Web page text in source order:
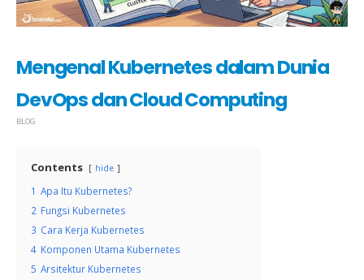
Mengenal Kubernetes dalam Dunia
DevOps dan Cloud Computing
BLOG
Contents hide
1 Apa Itu Kubernetes?
2 Fungsi Kubernetes
3 Cara Kerja Kubernetes
4 Komponen Utama Kubernetes
5 Arsitektur Kubernetes